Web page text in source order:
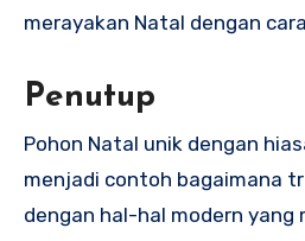
merayakan Natal dengan
Penutup
Pohon Natal unik dengan
menjadi contoh bagaimana
dengan hal-hal modern yang